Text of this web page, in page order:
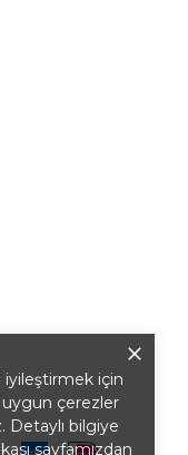
iyileştirmek için
çerezler
Detaylı bilgiye
sayfamızdan